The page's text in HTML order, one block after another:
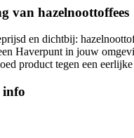
van hazelnoottoffees
en dichtbij:
Haverpunt in jouw
product tegen een
info